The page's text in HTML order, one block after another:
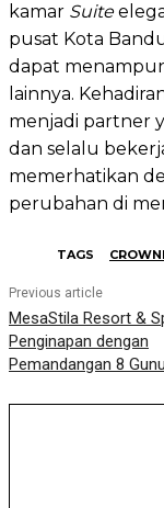
kamar Suite
pusat Kota
dapat
lainnya.
menjadi partner
dan selalu
memerhatikan
perubahan di
TAGS
Previous article
MesaStila Resort &
Penginapan dengan
Pemandangan 8